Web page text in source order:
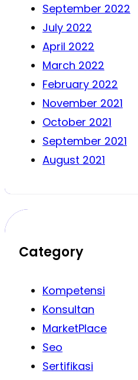
September 2022
July 2022
April 2022
March 2022
February 2022
November 2021
October 2021
September 2021
August 2021
Category
Kompetensi
Konsultan
MarketPlace
Seo
Sertifikasi